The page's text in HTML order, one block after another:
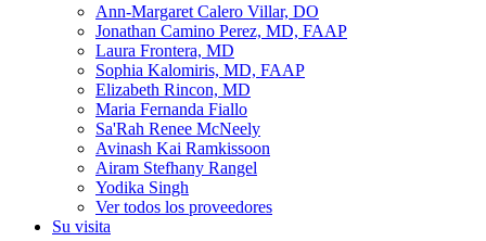
Ann-Margaret Calero Villar, DO
Jonathan Camino Perez, MD, FAAP
Laura Frontera, MD
Sophia Kalomiris, MD, FAAP
Elizabeth Rincon, MD
Maria Fernanda Fiallo
Sa'Rah Renee McNeely
Avinash Kai Ramkissoon
Airam Stefhany Rangel
Yodika Singh
Ver todos los proveedores
Su visita